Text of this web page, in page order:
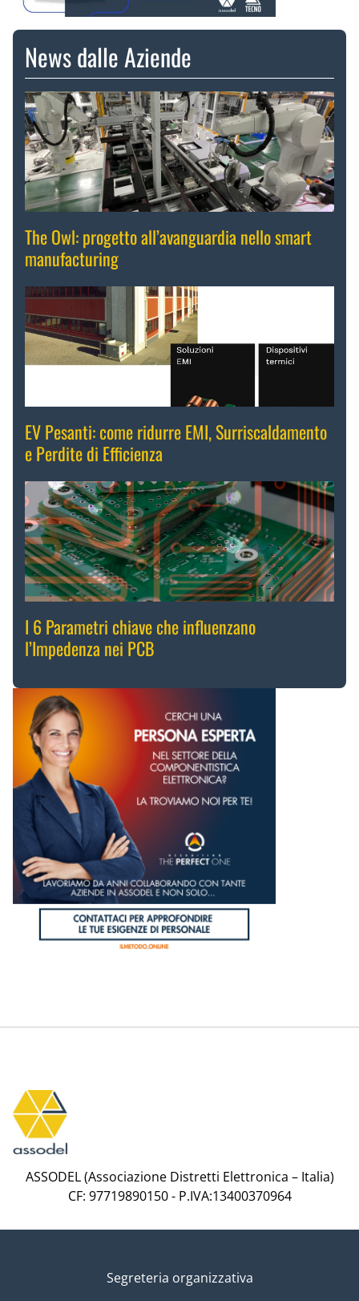
News dalle Aziende
The Owl: progetto all’avanguardia nello smart
manufacturing
EV Pesanti: come ridurre EMI, Surriscaldamento
e Perdite di Efficienza
I 6 Parametri chiave che influenzano
l’Impedenza nei PCB
ASSODEL (Associazione Distretti Elettronica – Italia)
CF: 97719890150 - P.IVA:13400370964
Segreteria organizzativa